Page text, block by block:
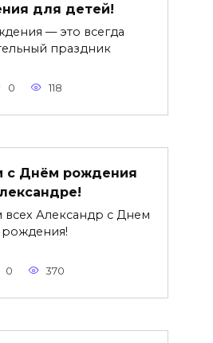
для детей!
— это всегда
праздник
0 118
с Днём рождения
всех Александр с Днем
рождения!
0 370